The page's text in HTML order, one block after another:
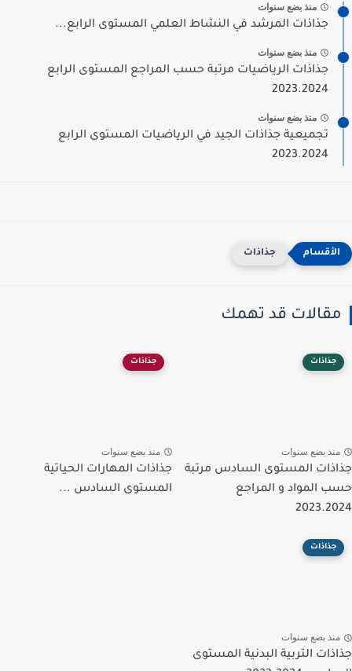
منذ بضع سنوات
جذاذات المرشد في النشاط العلمي المستوى الرابع...
منذ بضع سنوات
جذاذات الرياضيات مرتبة حسب المراجع المستوى الرابع
2023.2024
منذ بضع سنوات
تجميعية جذاذات الجيد في الرياضيات المستوى الرابع
2023.2024
جذاذات
مقالات قد تهمك
جذاذات
منذ بضع سنوات
جذاذات المستوى السادس مرتبة
حسب المواد و المراجع
2023.2024
جذاذات
منذ بضع سنوات
جذاذات المهارات الحياتية
المستوى السادس ...
جذاذات
منذ بضع سنوات
جذاذات التربية البدنية المستوى